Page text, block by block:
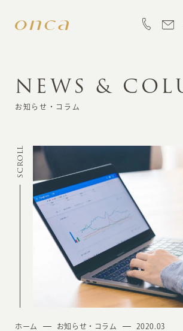
INFORMATION
CREATION
MARKETING
NEWS &
お知らせ・コラム
SCROLL
ホーム お知らせ・コラム 2020.03